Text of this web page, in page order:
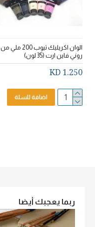
الوان اكريليك تيوب 200 ملي من
روني فاين ارت (35 لون)
1.250 KD
اضافة للسلة
ربما يعجبك أيضا